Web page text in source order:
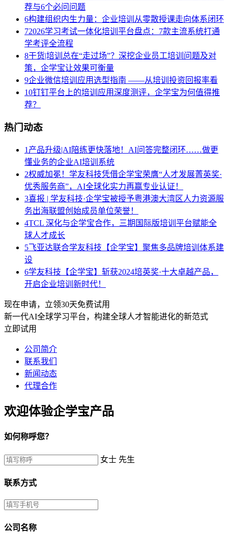
荐与6个必问问题
6构建组织内生力量：企业培训从零散授课走向体系闭环
72026学习考试一体化培训平台盘点：7款主流系统打通
学考评全流程
8干货|培训总在“走过场”？深挖企业员工培训问题及对
策，企学宝让效果可衡量
9企业微信培训应用选型指南 ——从培训投资回报率看
10钉钉平台上的培训应用深度测评，企学宝为何值得推
荐？
热门动态
1 产品升级|AI陪练更快落地！AI问答完整闭环……做更
懂业务的企业AI培训系统
2权威加冕！学友科技凭借企学宝荣膺“人才发展菁英奖·
优秀服务商”，AI全球化实力再赢专业认证！
3喜报 | 学友科技·企学宝被授予粤港澳大湾区人力资源服
务出海联盟创始成员单位荣誉！
4TCL 深化与企学宝合作，三期国际版培训平台赋能全
球人才成长
5飞亚达联合学友科技【企学宝】聚焦多品牌培训体系建
设
6学友科技【企学宝】斩获2024培英奖·十大卓越产品，
开启企业培训新时代！
现在申请，立领30天免费试用
新一代AI全球学习平台，构建全球人才智能进化的新范式
立即试用
公司简介
联系我们
新闻动态
代理合作
欢迎体验企学宝产品
如何称呼您？
女士 先生
联系方式
公司名称